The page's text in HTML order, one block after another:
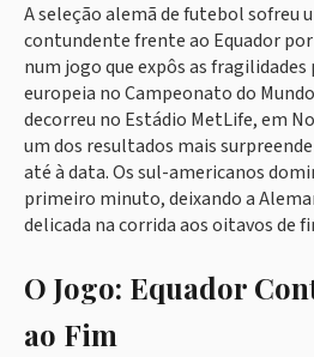
A seleção alemã de futebol sofreu
contundente frente ao Equador
num jogo que expôs as
europeia no Campeonato do
decorreu no Estádio MetLife, em
um dos resultados mais
até à data. Os sul-americanos
primeiro minuto, deixando a
delicada na corrida aos oitavos de
O Jogo: Equador
ao Fim